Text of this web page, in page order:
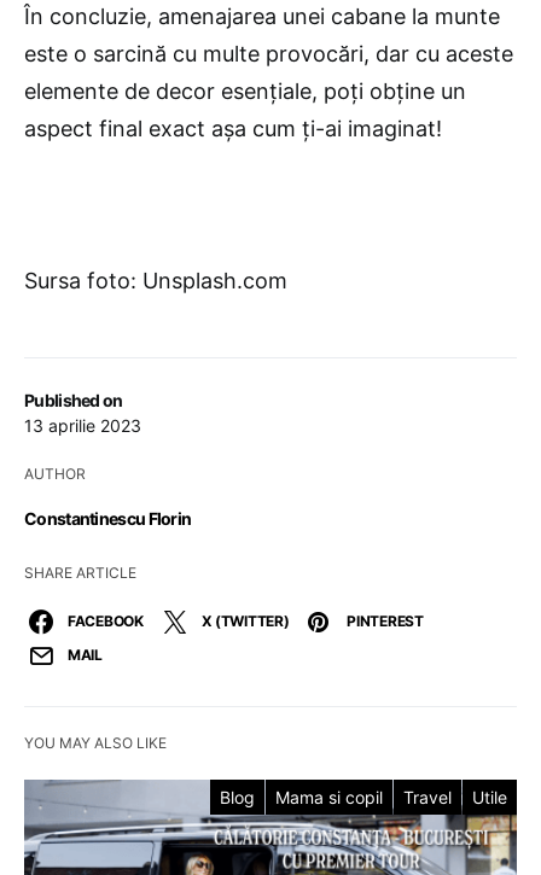
Published on
13 aprilie 2023
AUTHOR
Constantinescu Florin
SHARE ARTICLE
FACEBOOK X (TWITTER)
PINTEREST
MAIL
În concluzie, amenajarea unei cabane la munte
este o sarcină cu multe provocări, dar cu aceste
elemente de decor esențiale, poți obține un
aspect final exact așa cum ți-ai imaginat!
Sursa foto: Unsplash.com
YOU MAY ALSO LIKE
Blog Mama si copil Travel Utile